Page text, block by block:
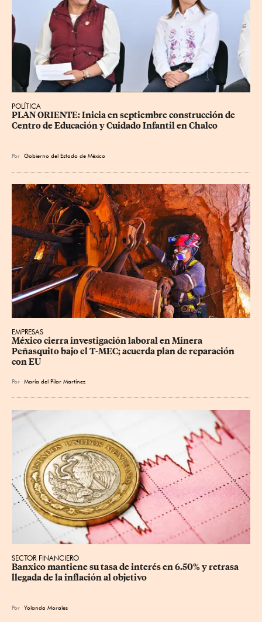
POLÍTICA
PLAN ORIENTE: Inicia en septiembre construcción de
Centro de Educación y Cuidado Infantil en Chalco
Por Gobierno del Estado de México
EMPRESAS
México cierra investigación laboral en Minera
Peñasquito bajo el T-MEC; acuerda plan de reparación
con EU
Por María del Pilar Martínez
SECTOR FINANCIERO
Banxico mantiene su tasa de interés en 6.50% y retrasa
llegada de la inflación al objetivo
Por Yolanda Morales